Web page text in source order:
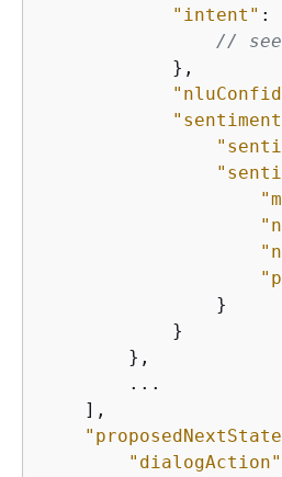
"intent" :
// see
            },
                }
            }
        },
        ...
    ],
"dialogAction"